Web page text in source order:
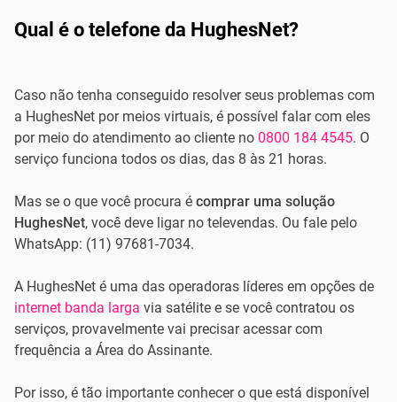
Qual é o telefone da HughesNet?
Caso não tenha conseguido resolver seus problemas com
a HughesNet por meios virtuais, é possível falar com eles
por meio do atendimento ao cliente no 0800 184 4545. O
serviço funciona todos os dias, das 8 às 21 horas.
Mas se o que você procura é comprar uma solução
HughesNet, você deve ligar no televendas. Ou fale pelo
WhatsApp: (11) 97681-7034.
A HughesNet é uma das operadoras líderes em opções de
internet banda larga via satélite e se você contratou os
serviços, provavelmente vai precisar acessar com
frequência a Área do Assinante.
Por isso, é tão importante conhecer o que está disponível